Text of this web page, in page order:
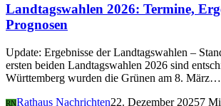
Landtagswahlen 2026: Termine,
Prognosen
Update: Ergebnisse der Landtagswahlen –
ersten beiden Landtagswahlen 2026 sind
Württemberg wurden die Grünen am 8. März…
RNRathaus Nachrichten22. Dezember 20257